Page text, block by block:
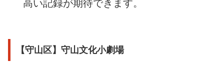
高い記録が期待できます。
【守山区】守山文化小劇場